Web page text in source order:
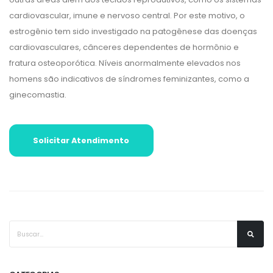
cardiovascular, imune e nervoso central. Por este motivo, o
estrogênio tem sido investigado na patogênese das doenças
cardiovasculares, cânceres dependentes de hormônio e
fratura osteoporótica. Níveis anormalmente elevados nos
homens são indicativos de síndromes feminizantes, como a
ginecomastia.
Solicitar Atendimento